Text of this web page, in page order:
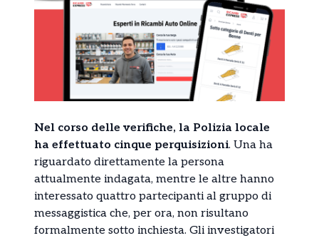
Nel corso delle verifiche, la Polizia locale
ha effettuato cinque perquisizioni. Una ha
riguardato direttamente la persona
attualmente indagata, mentre le altre hanno
interessato quattro partecipanti al gruppo di
messaggistica che, per ora, non risultano
formalmente sotto inchiesta. Gli investigatori